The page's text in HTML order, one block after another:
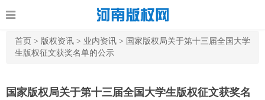
首页 > 版权资讯 > 业内资讯 > 国家版权局关于第十三届全国大学
生版权征文获奖名单的公示
国家版权局关于第十三届全国大学生版权征文获奖名